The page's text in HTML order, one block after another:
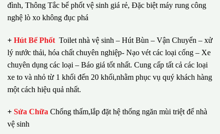
đình, Thông Tắc bể phốt vệ sinh giá rẻ, Đặc biệt máy rung công
nghệ lò xo không đục phá
+ Hút Bể Phốt Toilet nhà vệ sinh – Hút Bùn – Vận Chuyển – xử
lý nước thải, hóa chất chuyên nghiệp- Nạo vét các loại cống – Xe
chuyên dụng các loại – Báo giá tốt nhất. Cung cấp tất cả các loại
xe to và nhỏ từ 1 khối đến 20 khối,nhằm phục vụ quý khách hàng
một cách hiệu quả nhất.
+ Sửa Chữa Chống thấm,lắp đặt hệ thống ngăn mùi triệt để nhà
vệ sinh